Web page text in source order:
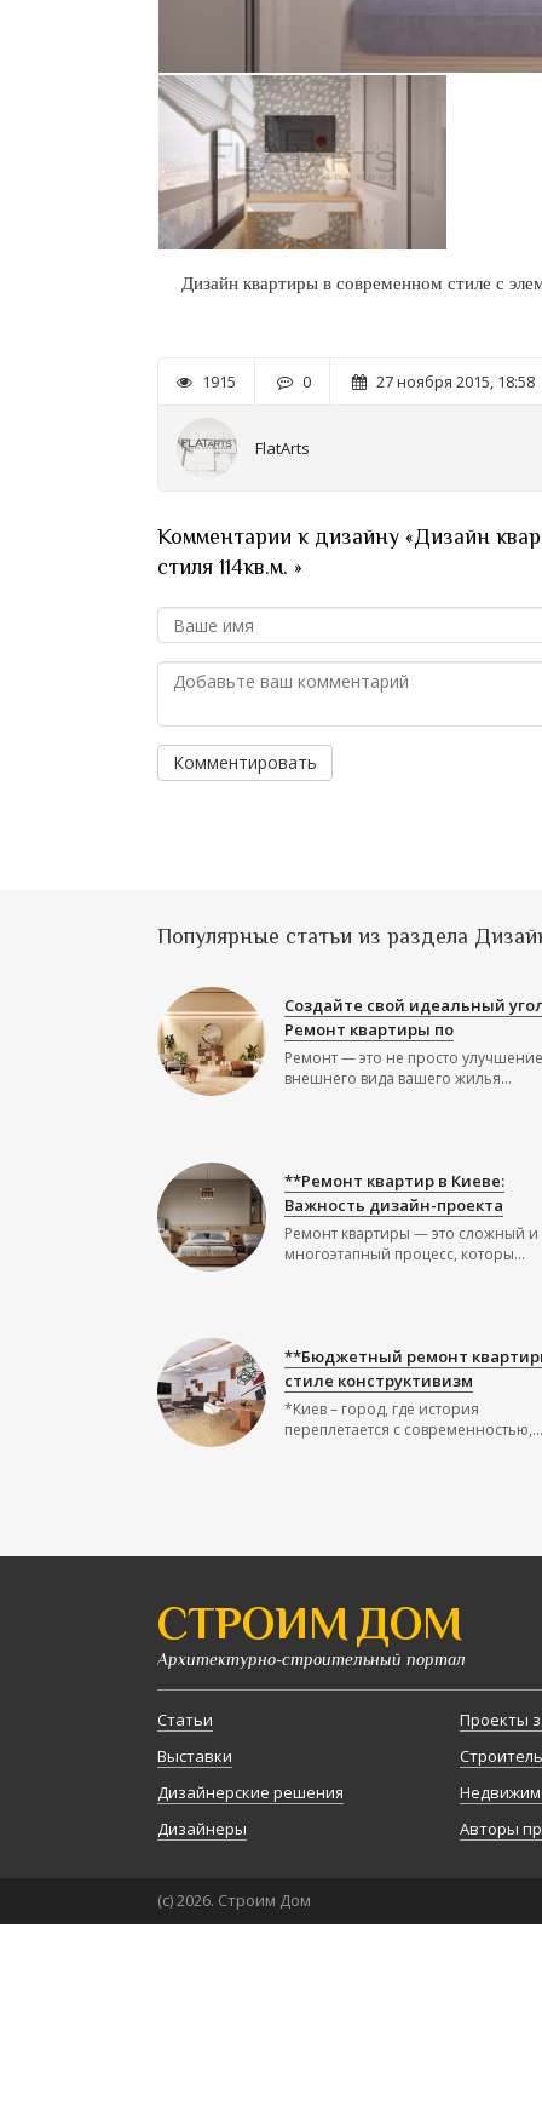
Дизайн квартиры в современном стиле с
1915 0 27 ноября 2015, 18:58
FlatArts
Комментарии к дизайну «Дизайн
стиля 114кв.м. »
Комментировать
Популярные статьи из раздела
Создайте свой идеальный
Ремонт квартиры по
Ремонт — это не просто улучшение
внешнего вида вашего жилья...
**Ремонт квартир в Киеве:
Важность дизайн-проекта
Ремонт квартиры — это сложный и
многоэтапный процесс, которы...
**Бюджетный ремонт
стиле конструктивизм
*Киев – город, где история
переплетается с современностью,...
СТРОИМ ДОМ
Архитектурно-строительный портал
Статьи
Выставки
Дизайнерские решения
Дизайнеры
Проекты
Авторы
(с) 2026. Строим Дом